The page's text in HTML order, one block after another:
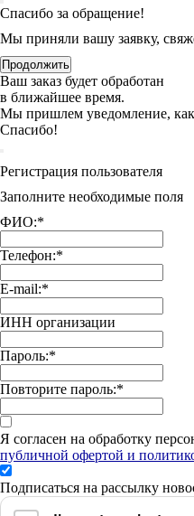
Спасибо за обращение!
Мы приняли вашу заявку,
Продолжить
Ваш заказ будет обработан
в ближайшее время.
Мы пришлем уведомление, как
Спасибо!
Регистрация пользователя
Заполните необходимые поля
ФИО:*
Телефон:*
E-mail:*
ИНН организации
Пароль:*
Повторите пароль:*
Я согласен на обработку
публичной офертой и
Подписаться на рассылку